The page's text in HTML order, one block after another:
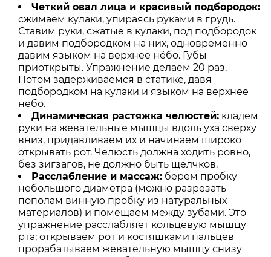
Четкий овал лица и красивый подбородок:
сжимаем кулаки, упираясь руками в грудь.
Ставим руки, сжатые в кулаки, под подбородок
и давим подбородком на них, одновременно
давим языком на верхнее нёбо. Губы
приоткрыты. Упражнение делаем 20 раз.
Потом задерживаемся в статике, давя
подбородком на кулаки и языком на верхнее
нёбо.
Динамическая растяжка челюстей: кладем
руки на жевательные мышцы вдоль уха сверху
вниз, придавливаем их и начинаем широко
открывать рот. Челюсть должна ходить ровно,
без зигзагов, не должно быть щелчков.
Расслабление и массаж: берем пробку
небольшого диаметра (можно разрезать
пополам винную пробку из натуральных
материалов) и помещаем между зубами. Это
упражнение расслабляет кольцевую мышцу
рта; открываем рот и костяшками пальцев
прорабатываем жевательную мышцу снизу